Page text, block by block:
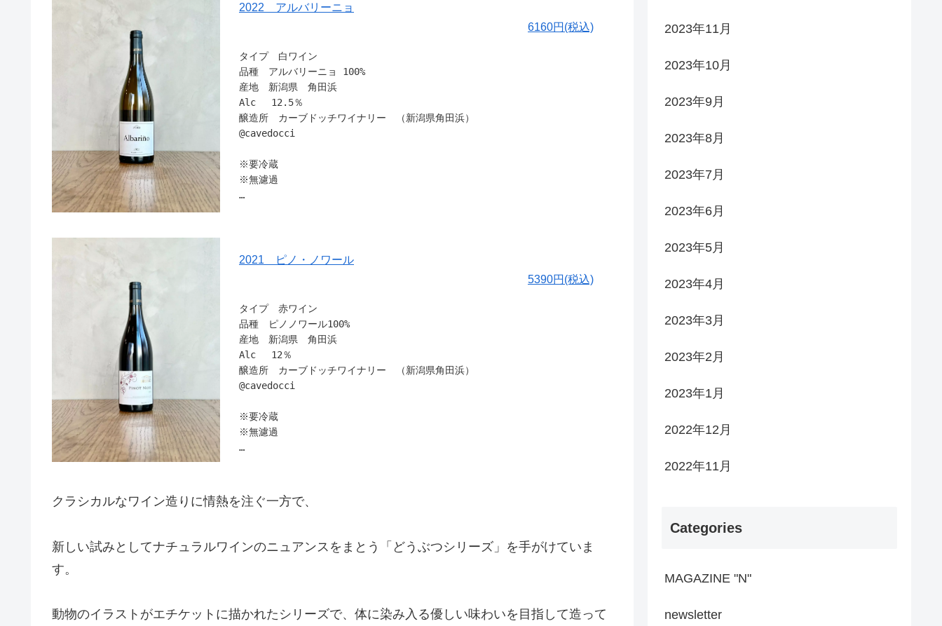
「ペティヤンになる前の段階のワインに興味がある方に選択肢としてこんなのあ
りますよ。」的なお届け方が出来るかな。 という一つの提案です。
ペティヤンになる前のワインってどんな感じ？と思われる方もいらっしゃると思
います。
私がそうでした。
前の段階を知ったら、
ともう一本購入したいといった感じで普通に飲むことに飽きてもうすこし深堀し
この寒さなので発酵が進みにくいので温かいところに置いていただければ少しず
〇片寄さんへのQ&A
①
Q 発酵を促すには室温何℃位が理想的でしょうか？
A 20-25℃くらいかなと思います。無理なら15度程度でも。
②
ょうか？
A 正直わかりません。早ければ2週間くらい、長ければ1カ月以上。
A 開栓以外でしたら圧力計が必要です。ふつうないですよね。2万前後するので
④
〇ぶどうについて
2022 アルバリーニョ
6160円(税込)
タイプ 白ワイン
品種 アルバリーニョ 100%
産地 新潟県 角田浜
Alc 12.5％
醸造所 カーブドッチワイナリー （新潟県角田浜）
@cavedocci
※要冷蔵
※無濾過
色味は濃い目のレモンイエロー。
厚みのある酸味が全体に骨格を作り『ハリ』のある仕上がりです！
まだまだ熟成させてよりミネラルの印象を強くするのも宜しいかと思いますが、
このフレッシュ感とミネラル感のバランスは今だけの楽しみ方かと思います。
オススメはやはり海鮮を合わせてミネラル感と潮感を楽しんでほしいです！
私達にとって、アルバリーニョは正に風土を現しうる品種です。
角田浜という名前が表すとおり、このぶどうが植えられている自社農園は砂浜の
そして海岸まで１.5kmという立地は塩味をワインに与えてくれます。本場スペ
2021 ピノ・ノワール
5390円(税込)
タイプ 赤ワイン
品種 ピノノワール100%
産地 新潟県 角田浜
Alc 12％
醸造所 カーブドッチワイナリー （新潟県角田浜）
@cavedocci
※要冷蔵
※無濾過
ややガーネットがかったルビーレッドにチャーミングでフレッシュな香りです。
ベリー系の果実味がハッキリと感じられ、バランスがとてもよい印象です。
まだまだ熟成させても宜しいかと思いますが、今のんでも十分満足頂けるかと思
是非、ご利用ください！
クラシカルなワイン造りに情熱を注ぐ一方で、
新しい試みとしてナチュラルワインのニュアンスをまとう「どうぶつシリーズ」を手がけていま
す。
動物のイラストがエチケットに描かれたシリーズで、体に染み入る優しい味わいを目指して造って
2023年11月
2023年10月
2023年9月
2023年8月
2023年7月
2023年6月
2023年5月
2023年4月
2023年3月
2023年2月
2023年1月
2022年12月
2022年11月
Categories
MAGAZINE "N"
newsletter